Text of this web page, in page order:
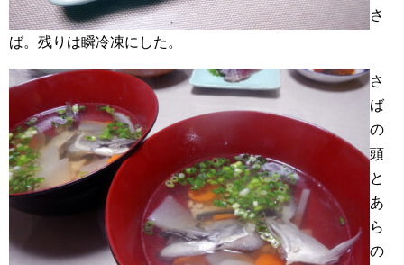
さ
ば。残りは瞬冷凍にした。
さ
ば
の
頭
と
あ
ら
の